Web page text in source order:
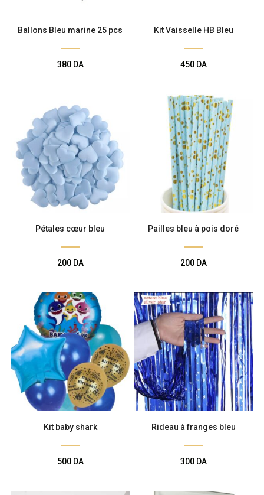
Ballons Bleu marine 25 pcs
380 DA
Kit Vaisselle HB Bleu
450 DA
Pétales cœur bleu
200 DA
Pailles bleu à pois doré
200 DA
Kit baby shark
500 DA
Rideau à franges bleu
300 DA